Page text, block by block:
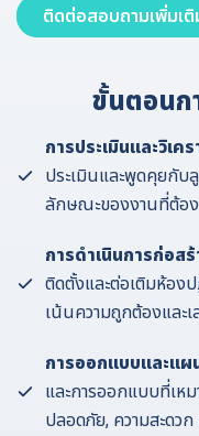
ติดต่อสอบถามเพิ่มเติ
ขั้นตอนก
การประเมินและวิเค
ประเมินและพูดคุยกับ
ลักษณะของงานที่ต้อง
การดำเนินการก่อสร้
ติดตั้งและต่อเติมห้อง
เน้นความถูกต้องและเ
การออกแบบและแผ
และการออกแบบที่เห
ปลอดภัย, ความสะดว